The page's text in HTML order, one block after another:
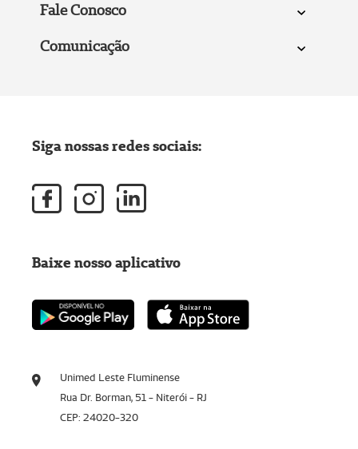
Fale Conosco
Comunicação
Unimed Leste Fluminense
Rua Dr. Borman, 51 - Niterói - RJ
CEP: 24020-320
Siga nossas redes sociais:
Baixe nosso aplicativo